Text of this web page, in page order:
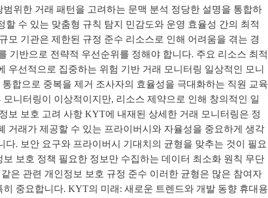
위한 거래 패턴을 고려하는 문맥 분석 정당한 설명을 통합하
수 있는 맞춤형 규칙 탐지 민감도와 운영 효율성 간의 최적
모 기관은 제한된 규정 준수 리소스로 인해 어려움을 겪는 경
기반으로 전략적 우선순위를 정해야 합니다. 주요 리소스 최적
선적으로 집중하는 위험 기반 거래 모니터링 일상적인 모니
합으로 중복을 제거 조사자의 효율성을 극대화하는 직원 교육
니터링이 이상적이지만, 리소스 제약으로 인해 창의적인 일
보 보호 고려 사항 KYT에 내재된 상세한 거래 모니터링은 정
거래가 제공할 수 있는 프라이버시와 자율성을 중요하게 생각
. 보안 요구와 프라이버시 기대치의 균형을 맞추는 것이 필요
보호 정책 필요한 정보만 수집하는 데이터 최소화 원칙 무단
은 관련 개인정보 보호 규정 준수 이러한 균형은 많은 참여자
중요합니다. KYT의 미래: 새로운 트렌드와 개발 동향 휴대용